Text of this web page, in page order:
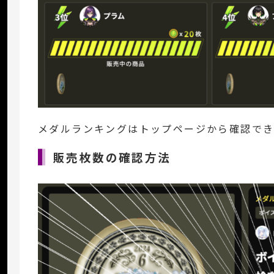
メダルランキングはトップページから確認で
販売枚数の確認方法